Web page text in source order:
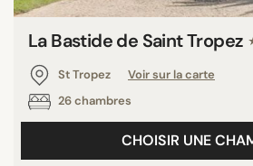
La Bastide de Saint Tropez
St Tropez
Voir sur la carte
26 chambres
CHOISIR UNE